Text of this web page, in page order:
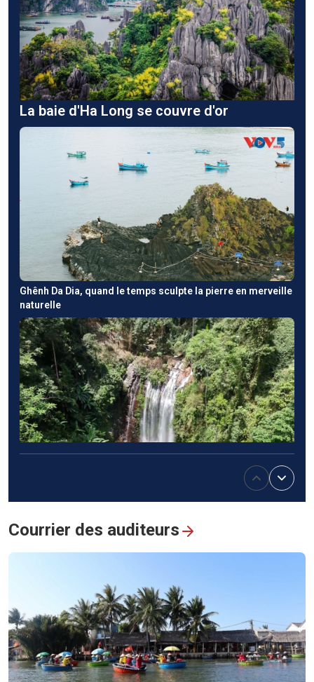
Ghênh Da Dia, quand le temps sculpte la pierre en merveille
naturelle
Randonnée à la cascade de Lung Pang (Thai Nguyên)
«La campagne des 500 jours et nuits»: un appel du cœur
pour rendre leur nom aux héros tombés pour la Patrie
La baie d'Ha Long se couvre d'or
Courrier des auditeurs